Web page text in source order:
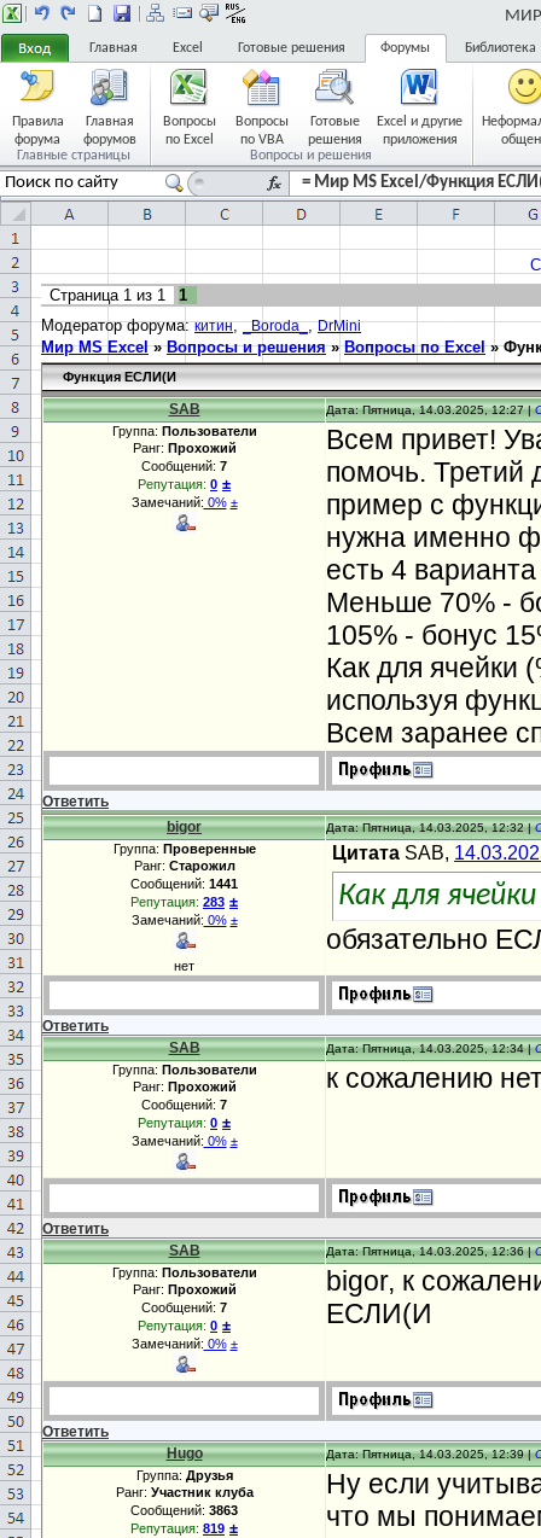
МИР
Главная Excel Готовые решения Форумы Библиотека
Правила
форума
Главная
форумов
Главные страницы
Вопросы
по Excel
Вопросы
по VBA
Готовые
решения
Excel и другие
приложения
Вопросы и решения
= Мир MS Excel/Функция
Страница 1 из 1
1
Модератор форума:китин,_Boroda_,DrMini
Мир MS Excel » Вопросы и решения » Вопросы по Excel »
Функция ЕСЛИ(И
SAB Дата: Пятница, 14.03.2025, 12:27 |
Группа: Пользователи
Ранг: Прохожий
Сообщений: 7
Репутация: 0 ±
Замечаний: 0% ±
Всем привет!
помочь. Третий
пример с
нужна именно
есть 4
Меньше 70% -
105% - бонус
Как для ячейки
используя
Всем заранее
Ответить
bigor
Дата: Пятница, 14.03.2025, 12:32 |
Группа: Проверенные
Ранг: Старожил
Сообщений: 1441
Репутация: 283 ±
Замечаний: 0% ±
нет
Цитата SAB,
Как для
обязательно
Ответить
SAB
Дата: Пятница, 14.03.2025, 12:34 |
Группа: Пользователи
Ранг: Прохожий
Сообщений: 7
Репутация: 0 ±
Замечаний: 0% ±
к сожалению
Ответить
SAB
Дата: Пятница, 14.03.2025, 12:36 |
Группа: Пользователи
Ранг: Прохожий
Сообщений: 7
Репутация: 0 ±
Замечаний: 0% ±
bigor, к
ЕСЛИ(И
Ответить
Hugo
Дата: Пятница, 14.03.2025, 12:39 |
Группа: Друзья
Ранг: Участник клуба
Сообщений: 3863
Репутация: 819 ±
Ну если
что мы